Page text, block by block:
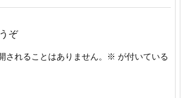
ぞ
されることはありません。 ※ が付いている